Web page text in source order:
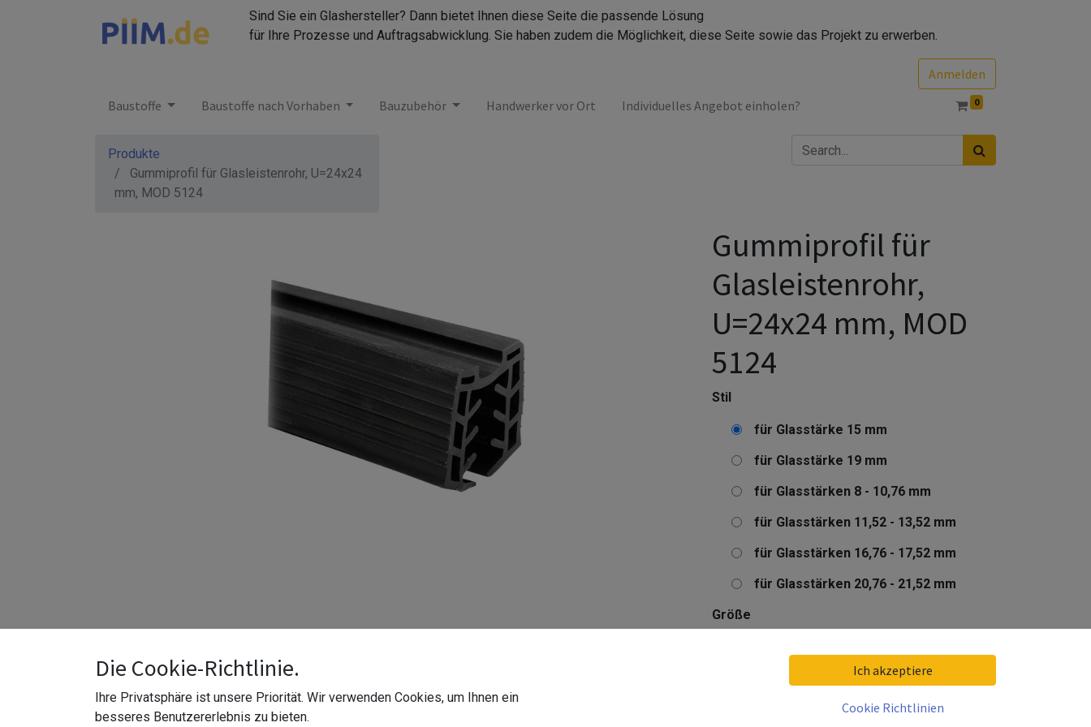
Sind Sie ein Glashersteller? Dann bietet Ihnen diese Seite die passende Lösung
für Ihre Prozesse und Auftragsabwicklung. Sie haben zudem die Möglichkeit, diese Seite sowie das Projekt zu erwerben.
Anmelden
Baustoffe
Baustoffe nach Vorhaben Bauzubehör Handwerker vor Ort Individuelles Angebot einholen? 0
Produkte
Gummiprofil für Glasleistenrohr, U=24x24
mm, MOD 5124
Gummiprofil für
Glasleistenrohr,
U=24x24 mm, MOD
5124
Stil
für Glasstärke 15 mm
für Glasstärke 19 mm
für Glasstärken 8 - 10,76 mm
für Glasstärken 11,52 - 13,52 mm
für Glasstärken 16,76 - 17,52 mm
für Glasstärken 20,76 - 21,52 mm
Größe
Länge: 5000 mm
Die Cookie-Richtlinie.
Ihre Privatsphäre ist unsere Priorität. Wir verwenden Cookies, um Ihnen ein
besseres Benutzererlebnis zu bieten.
Ich akzeptiere
Cookie Richtlinien